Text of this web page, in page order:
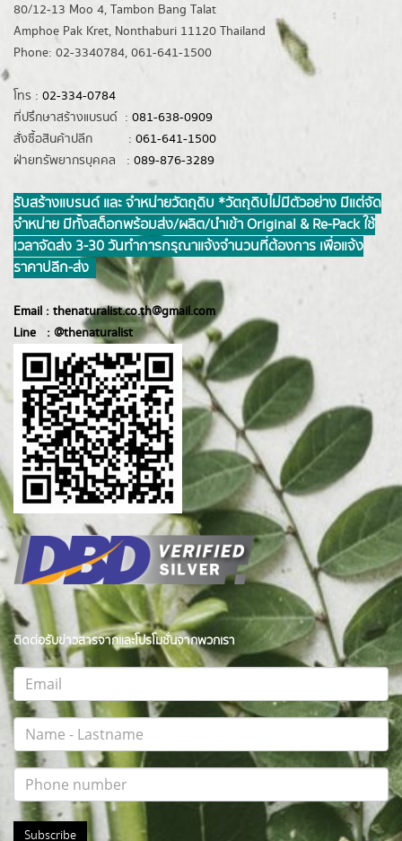
80/12-13 Moo 4, Tambon Bang Talat
Amphoe Pak Kret, Nonthaburi 11120 Thailand
Phone: 02-3340784, 061-641-1500
โทร : 02-334-0784
ที่ปรึกษาสร้างแบรนด์ : 081-638-0909
สั่งซื้อสินค้าปลีก : 061-641-1500
ฝ่ายทรัพยากรบุคคล : 089-876-3289
รับสร้างแบรนด์ และ จำหน่ายวัตถุดิบ *วัตถุดิบไม่มีตัวอย่าง มีแต่จัด
จำหน่าย มีทั้งสต็อกพร้อมส่ง/ผลิต/นำเข้า Original & Re-Pack ใช้
เวลาจัดส่ง 3-30 วันทำการ กรุณาแจ้งจำนวนที่ต้องการ เพื่อแจ้ง
ราคาปลีก-ส่ง
Email : thenaturalist.co.th@gmail.com
Line : @thenaturalist
ติดต่อรับข่าวสารจากและโปรโมชั่นจากพวกเรา
Subscribe